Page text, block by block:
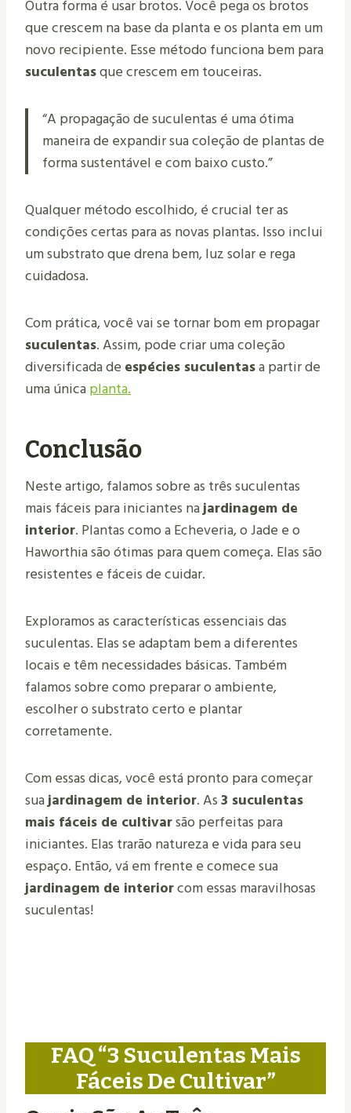
Outra forma é usar brotos. Você pega os brotos
que crescem na base da planta e os planta em um
novo recipiente. Esse método funciona bem para
suculentasque crescem em touceiras.
“A propagação de suculentas é uma ótima
maneira de expandir sua coleção de plantas de
forma sustentável e com baixo custo.”
Qualquer método escolhido, é crucial ter as
condições certas para as novas plantas. Isso inclui
um substrato que drena bem, luz solar e rega
cuidadosa.
Com prática, você vai se tornar bom em propagar
suculentas. Assim, pode criar uma coleção
diversificada de espécies suculentasa partir de
uma únicaplanta.
Conclusão
Neste artigo, falamos sobre as três suculentas
mais fáceis para iniciantes najardinagem de
interior. Plantas como a Echeveria, o Jade e o
Haworthia são ótimas para quem começa. Elas são
resistentes e fáceis de cuidar.
Exploramos as características essenciais das
suculentas. Elas se adaptam bem a diferentes
locais e têm necessidades básicas. Também
falamos sobre como preparar o ambiente,
escolher o substrato certo e plantar
corretamente.
Com essas dicas, você está pronto para começar
suajardinagem de interior. As3 suculentas
mais fáceis de cultivarsão perfeitas para
iniciantes. Elas trarão natureza e vida para seu
espaço. Então, vá em frente e comece sua
jardinagem de interiorcom essas maravilhosas
suculentas!
FAQ “3 Suculentas Mais
Fáceis De Cultivar”